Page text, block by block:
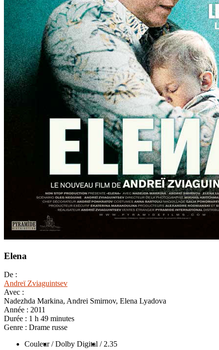
Elena
De :
Andreï Zviaguintsev
Avec :
Nadezhda Markina, Andrei Smirnov, Elena Lyadova
Année : 2011
Durée : 1 h 49 minutes
Genre : Drame russe
Couleur / Dolby Digital / 2.35